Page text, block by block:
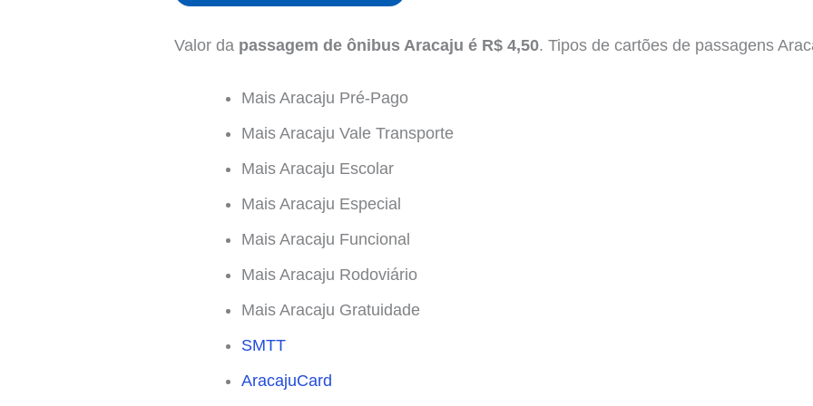
Valor da passagem de ônibus Aracaju é R$ 4,50. Tipos de cartões de passagens
Mais Aracaju Pré-Pago
Mais Aracaju Vale Transporte
Mais Aracaju Escolar
Mais Aracaju Especial
Mais Aracaju Funcional
Mais Aracaju Rodoviário
Mais Aracaju Gratuidade
SMTT
AracajuCard